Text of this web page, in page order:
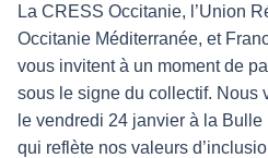
La CRESS Occitanie, l’Union
Occitanie Méditerranée, et
vous invitent à un moment de
sous le signe du collectif. Nous
le vendredi 24 janvier à la
qui reflète nos valeurs